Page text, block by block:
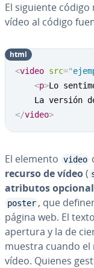
El siguiente
vídeo al código
<video src="
<p>Lo
La versión
</video>
html
El elemento video
recurso de vídeo(
atributos
poster , que
página web. El
apertura y la de
muestra cuando
vídeo. Quienes